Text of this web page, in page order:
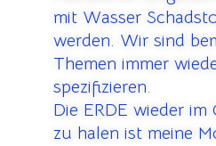
mit Wasser
werden. Wir sind
Themen immer
spezifizieren.
Die ERDE wieder
zu halen ist meine